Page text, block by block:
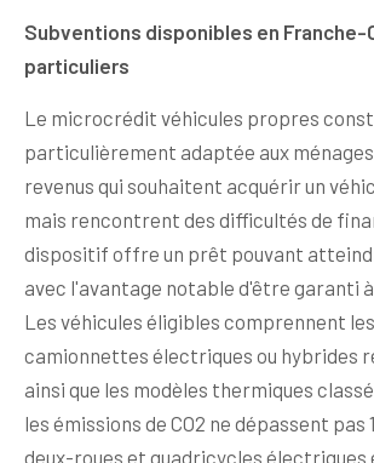
Subventions disponibles en Franche-
particuliers
Le microcrédit véhicules propres
particulièrement adaptée aux
revenus qui souhaitent acquérir un
mais rencontrent des difficultés de
dispositif offre un prêt pouvant
avec l'avantage notable d'être garanti
Les véhicules éligibles comprennent
camionnettes électriques ou hybrides
ainsi que les modèles thermiques
les émissions de CO2 ne dépassent pas
deux-roues et quadricycles